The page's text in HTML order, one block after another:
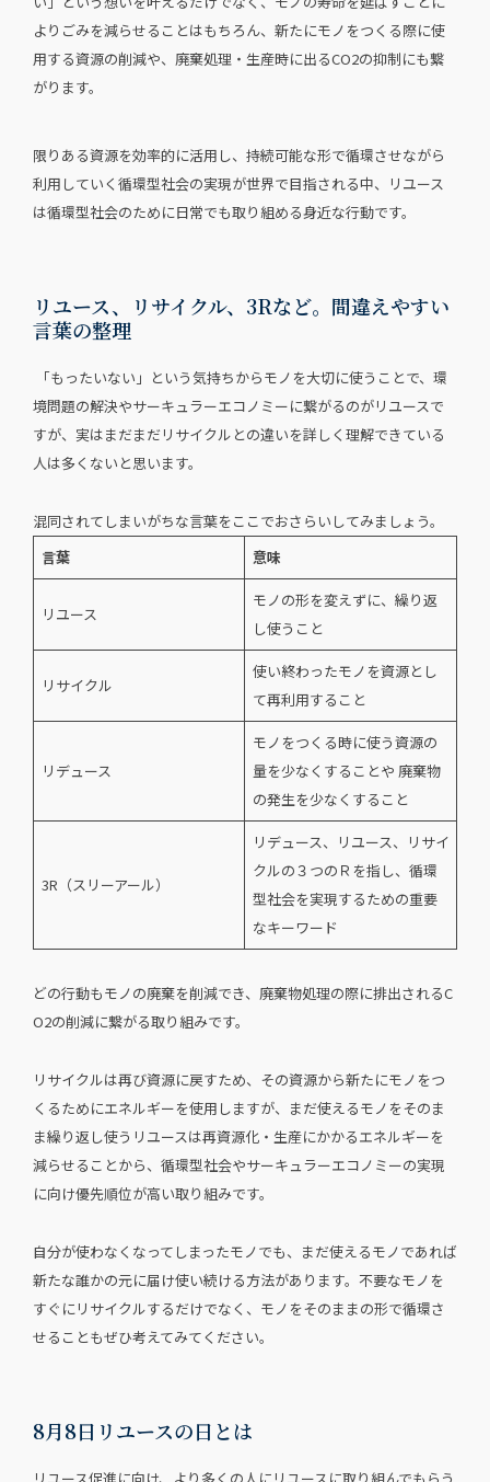
よりごみを減らせることはもちろん、新たにモノをつくる際に使
用する資源の削減や、廃棄処理・生産時に出るCO2の抑制にも繋
がります。
限りある資源を効率的に活用し、持続可能な形で循環させながら
利用していく循環型社会の実現が世界で目指される中、リユース
は循環型社会のために日常でも取り組める身近な行動です。
リユース、リサイクル、3Rなど。間違えやすい
言葉の整理
「もったいない」という気持ちからモノを大切に使うことで、環
境問題の解決やサーキュラーエコノミーに繋がるのがリユースで
すが、実はまだまだリサイクルとの違いを詳しく理解できている
人は多くないと思います。
混同されてしまいがちな言葉をここでおさらいしてみましょう。
言葉
意味
リユース
モノの形を変えずに、繰り返
し使うこと
リサイクル
使い終わったモノを資源とし
て再利用すること
リデュース
モノをつくる時に使う資源の
量を少なくすることや 廃棄物
の発生を少なくすること
3R（スリーアール）
リデュース、リユース、リサイ
クルの３つのＲを指し、循環
型社会を実現するための重要
なキーワード
どの行動もモノの廃棄を削減でき、廃棄物処理の際に排出されるC
O2の削減に繋がる取り組みです。
リサイクルは再び資源に戻すため、その資源から新たにモノをつ
くるためにエネルギーを使用しますが、まだ使えるモノをそのま
ま繰り返し使うリユースは再資源化・生産にかかるエネルギーを
減らせることから、循環型社会やサーキュラーエコノミーの実現
に向け優先順位が高い取り組みです。
自分が使わなくなってしまったモノでも、まだ使えるモノであれば
新たな誰かの元に届け使い続ける方法があります。不要なモノを
すぐにリサイクルするだけでなく、モノをそのままの形で循環さ
せることもぜひ考えてみてください。
8月8日リユースの日とは